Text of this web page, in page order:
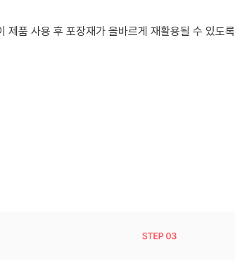
제품 사용 후 포장재가 올바르게 재활용될 수 있도록